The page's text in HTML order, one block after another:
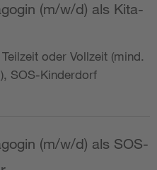
(m/w/d) als Kita-
oder Vollzeit (mind.
SOS-Kinderdorf
(m/w/d) als SOS-